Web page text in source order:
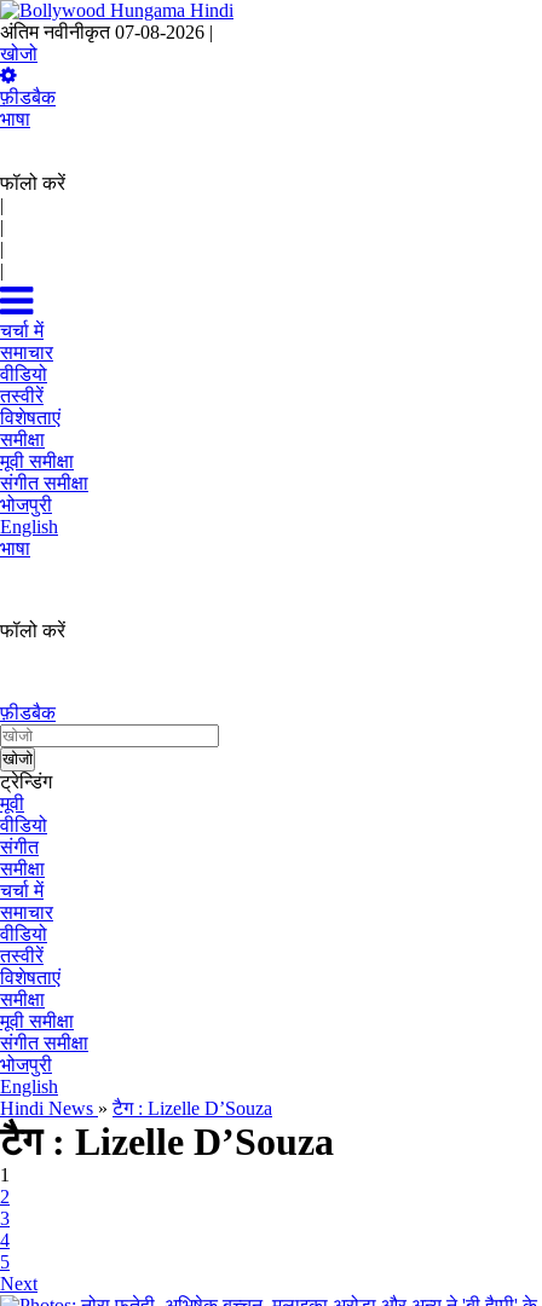
अंतिम नवीनीकृत 07-08-2026 |
खोजो
फ़ीडबैक
भाषा
फॉलो करें
|
|
|
|
चर्चा में
समाचार
वीडियो
तस्वीरें
विशेषताएं
समीक्षा
मूवी समीक्षा
संगीत समीक्षा
भोजपुरी
English
भाषा
फॉलो करें
फ़ीडबैक
ट्रेन्डिंग
मूवी
वीडियो
संगीत
समीक्षा
चर्चा में
समाचार
वीडियो
तस्वीरें
विशेषताएं
समीक्षा
मूवी समीक्षा
संगीत समीक्षा
भोजपुरी
English
Hindi News »टैग : Lizelle D’Souza
टैग : Lizelle D’Souza
1
2
3
4
5
Next